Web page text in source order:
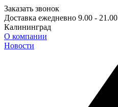
Заказать звонок
Доставка ежедневно 9.00 - 21.00
Калининград
О компании
Новости